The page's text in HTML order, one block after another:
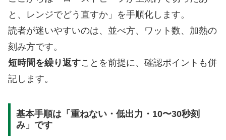
と、レンジでどう直すか」を手順化します。
読者が迷いやすいのは、並べ方、ワット数、加熱の
刻み方です。
短時間を繰り返すことを前提に、確認ポイントも併
記します。
基本手順は「重ねない・低出力・10〜30秒刻
み」です